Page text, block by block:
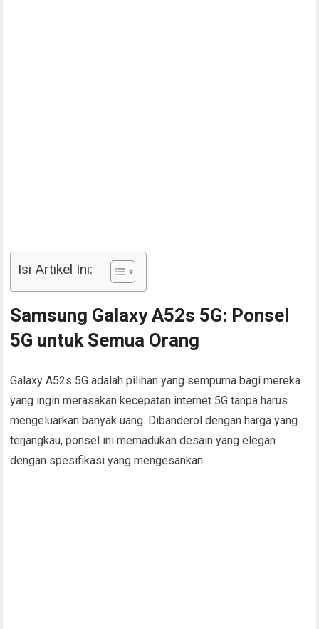
Isi Artikel Ini:
Samsung Galaxy A52s 5G: Ponsel
5G untuk Semua Orang
Galaxy A52s 5G adalah pilihan yang sempurna bagi mereka
yang ingin merasakan kecepatan internet 5G tanpa harus
mengeluarkan banyak uang. Dibanderol dengan harga yang
terjangkau, ponsel ini memadukan desain yang elegan
dengan spesifikasi yang mengesankan.